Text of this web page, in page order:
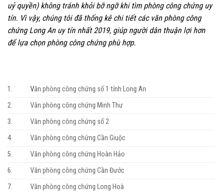
uỷ quyền) không tránh khỏi bỡ ngỡ khi tìm phòng công chứng uy
tín. Vì vậy, chúng tôi đã thống kê chi tiết các văn phòng công
chứng Long An uy tín nhất 2019, giúp người dân thuận lợi hơn
để lựa chọn phòng công chứng phù hợp.
1. Văn phòng công chứng số 1 tỉnh Long An
2.
Văn phòng công chứng Minh Thư
3.
Văn phòng công chứng số 2
4.
Văn phòng công chứng Cần Giuộc
5.
Văn phòng công chứng Hoàn Hảo
6.
Văn phòng công chứng Cần Đước
7.
Văn phòng công chứng Long Hoà